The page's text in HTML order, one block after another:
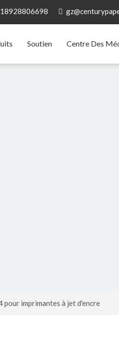
18928806698 
Soutien Centre Des
pour imprimantes à jet d'encre